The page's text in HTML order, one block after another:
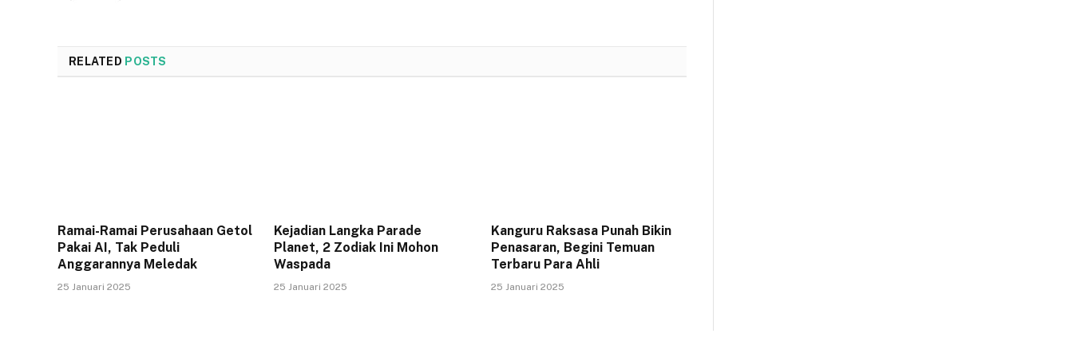
RELATED POSTS
Ramai-Ramai Perusahaan Getol
Pakai AI, Tak Peduli
Anggarannya Meledak
25 Januari 2025
Kejadian Langka Parade
Planet, 2 Zodiak Ini Mohon
Waspada
25 Januari 2025
Kanguru Raksasa Punah Bikin
Penasaran, Begini Temuan
Terbaru Para Ahli
25 Januari 2025